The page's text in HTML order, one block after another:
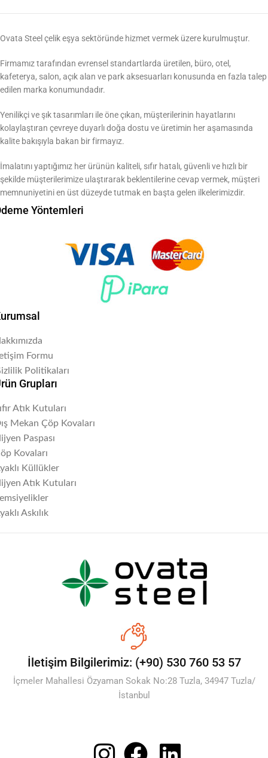
Ovata Steel çelik eşya sektöründe hizmet vermek üzere kurulmuştur.
Firmamız tarafından evrensel standartlarda üretilen, büro, otel,
kafeterya, salon, açık alan ve park aksesuarları konusunda en fazla talep
edilen marka konumundadır.
Yenilikçi ve şık tasarımları ile öne çıkan, müşterilerinin hayatlarını
kolaylaştıran çevreye duyarlı doğa dostu ve üretimin her aşamasında
kalite bakışıyla bakan bir firmayız.
İmalatını yaptığımız her ürünün kaliteli, sıfır hatalı, güvenli ve hızlı bir
şekilde müşterilerimize ulaştırarak beklentilerine cevap vermek, müşteri
memnuniyetini en üst düzeyde tutmak en başta gelen ilkelerimizdir.
Yöntemleri
Formu
Politikaları
Grupları
Atık Kutuları
Mekan Çöp Kovaları
Paspası
Kovaları
Küllükler
Atık Kutuları
Askılık
İletişim Bilgilerimiz: (+90) 530 760 53 57
İçmeler Mahallesi Özyaman Sokak No:28 Tuzla, 34947 Tuzla/
İstanbul